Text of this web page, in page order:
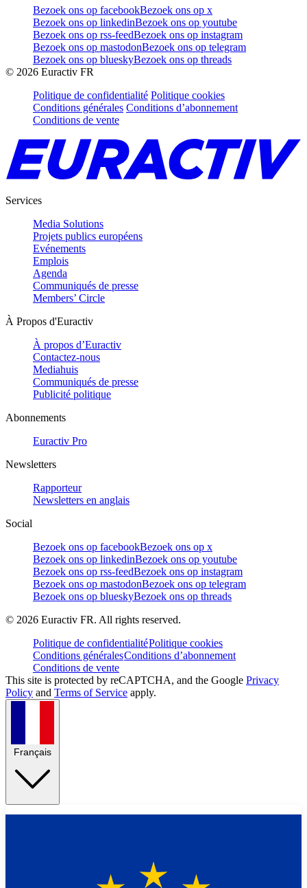
Bezoek ons op facebookBezoek ons op x
Bezoek ons op linkedinBezoek ons op youtube
Bezoek ons op rss-feedBezoek ons op instagram
Bezoek ons op mastodonBezoek ons op telegram
Bezoek ons op blueskyBezoek ons op threads
© 2026 Euractiv FR
Politique de confidentialité Politique cookies
Conditions générales Conditions d’abonnement
Conditions de vente
Services
Media Solutions
Projets publics européens
Evénements
Emplois
Agenda
Communiqués de presse
Members’ Circle
À Propos d'Euractiv
À propos d’Euractiv
Contactez-nous
Mediahuis
Communiqués de presse
Publicité politique
Abonnements
Euractiv Pro
Newsletters
Rapporteur
Newsletters en anglais
Social
Bezoek ons op facebookBezoek ons op x
Bezoek ons op linkedinBezoek ons op youtube
Bezoek ons op rss-feedBezoek ons op instagram
Bezoek ons op mastodonBezoek ons op telegram
Bezoek ons op blueskyBezoek ons op threads
© 2026 Euractiv FR. All rights reserved.
Politique de confidentialitéPolitique cookies
Conditions généralesConditions d’abonnement
Conditions de vente
This site is protected by reCAPTCHA, and the Google Privacy
Policy and Terms of Service apply.
Français